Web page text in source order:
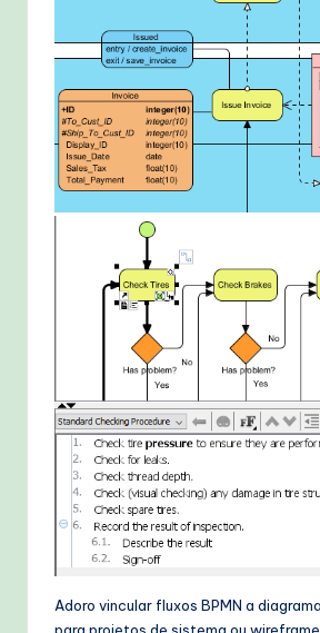
Adoro vincular fluxos BPMN a
para projetos de sistema ou